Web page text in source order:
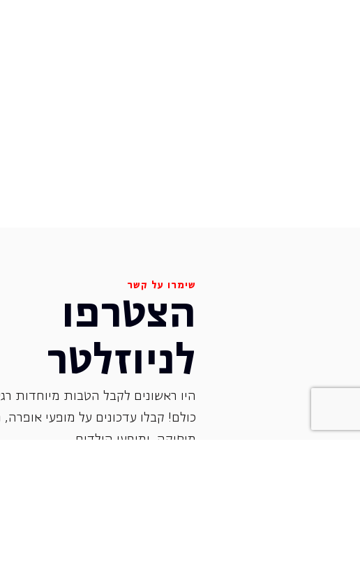
שימרו על קשר
הצטרפו
לניוזלטר
היו ראשונים לקבל הטבות מיוחדות
כולם! קבלו עדכונים על מופעי אופרה,
‏מוסיקה, ומופעי הילדים.